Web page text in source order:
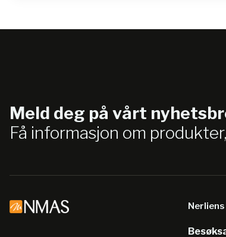
Meld deg på vårt
Få informasjon om